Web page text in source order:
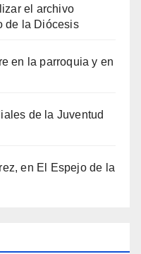
el archivo
de la Diócesis
en la parroquia y en
de la Juventud
en El Espejo de la